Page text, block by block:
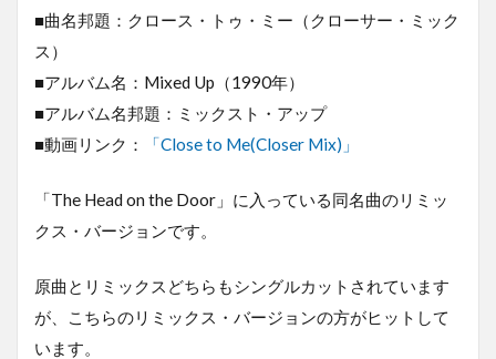
■曲名邦題：クロース・トゥ・ミー（クローサー・ミック
ス）
■アルバム名：Mixed Up（1990年）
■アルバム名邦題：ミックスト・アップ
■動画リンク：
「Close to Me(Closer Mix)」
「The Head on the Door」に入っている同名曲のリミッ
クス・バージョンです。
原曲とリミックスどちらもシングルカットされています
が、こちらのリミックス・バージョンの方がヒットして
います。